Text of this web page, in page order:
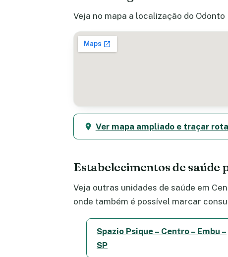
Veja no mapa a localização do
Ver mapa ampliado e traçar rota
Estabelecimentos de saúde
Veja outras unidades de saúde em
onde também é possível marcar
Spazio Psique – Centro – Embu –
SP